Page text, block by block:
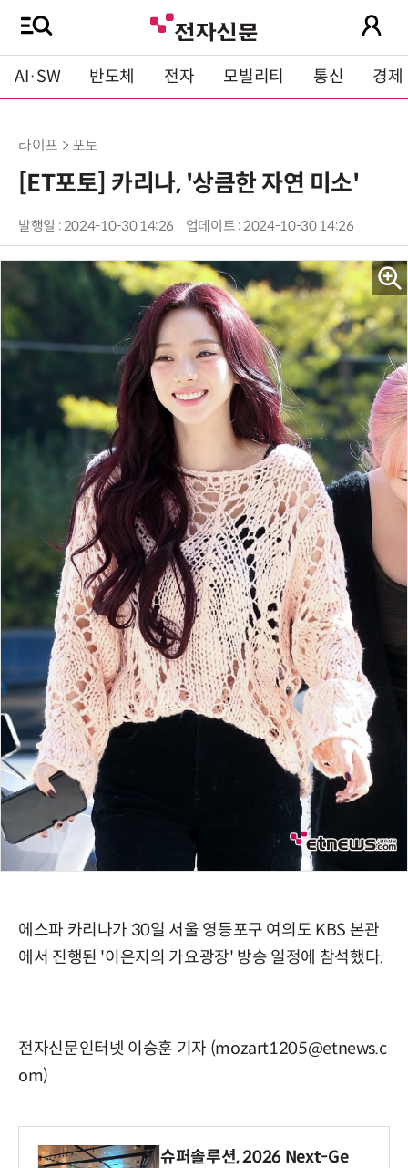
AI·SW 반도체 전자 모빌리티 통신 경제
라이프 > 포토
[ET포토] 카리나, '상큼한 자연 미소'
발행일 : 2024-10-30 14:26 업데이트 : 2024-10-30 14:26
에스파 카리나가 30일 서울 영등포구 여의도 KBS 본관
에서 진행된 '이은지의 가요광장' 방송 일정에 참석했다.
전자신문인터넷 이승훈 기자 (mozart1205@etnews.c
om)
슈퍼솔루션, 2026 Next-Ge